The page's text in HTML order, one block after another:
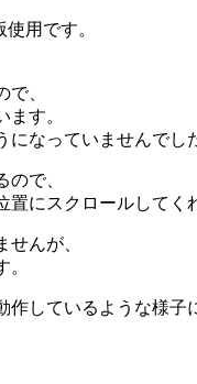
使用です。
、
す。
なっていませんでし
で、
にスクロールしてく
んが、
しているような様子